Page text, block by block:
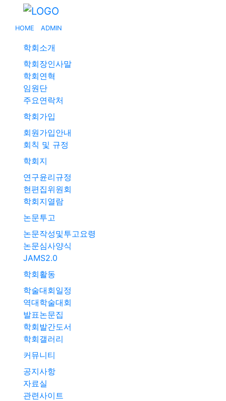
HOME ADMIN
학회소개
학회장인사말
학회연혁
임원단
주요연락처
학회가입
회원가입안내
회칙 및 규정
학회지
연구윤리규정
현편집위원회
학회지열람
논문투고
논문작성및투고요령
논문심사양식
JAMS2.0
학회활동
학술대회일정
역대학술대회
발표논문집
학회발간도서
학회갤러리
커뮤니티
공지사항
자료실
관련사이트